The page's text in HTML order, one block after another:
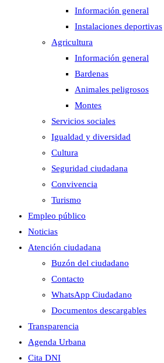
Información general
Instalaciones deportivas
Agricultura
Información general
Bardenas
Animales peligrosos
Montes
Servicios sociales
Igualdad y diversidad
Cultura
Seguridad ciudadana
Convivencia
Turismo
Empleo público
Noticias
Atención ciudadana
Buzón del ciudadano
Contacto
WhatsApp Ciudadano
Documentos descargables
Transparencia
Agenda Urbana
Cita DNI